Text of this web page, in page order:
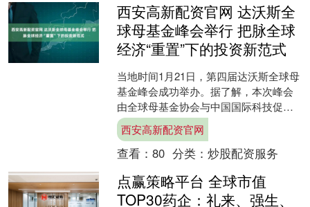
西安高新配资官网 达沃斯全
球母基金峰会举行 把脉全球
经济“重置”下的投资新范式
当地时间1月21日，第四届达沃斯全球母
基金峰会成功举办。据了解，本次峰会
由全球母基金协会与中国国际科技促进
会母基金分会联合主办，聚焦全球经
济“重置&....
西安高新配资官网
查看： 80 分类： 炒股配资服务
点赢策略平台 全球市值
TOP30药企：礼来、强生、